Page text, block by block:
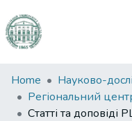
Communities
&
Collections
Home